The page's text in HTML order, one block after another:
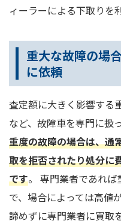
ィーラーによる下取りを
重大な故障の場
に依頼
査定額に大きく影響する
など、故障車を専門に扱
重度の故障の場合は、通
取を拒否されたり処分に
です。 専門業者であれ
で、場合によっては高値
諦めずに専門業者に買取